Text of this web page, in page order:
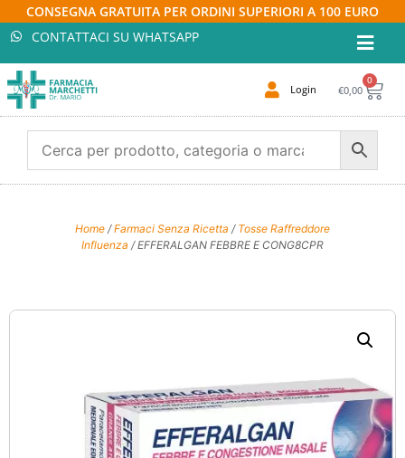
CONSEGNA GRATUITA PER ORDINI SUPERIORI A 100 EURO
CONTATTACI SU WHATSAPP
Login €0,00
0
Home /Farmaci Senza Ricetta / Tosse Raffreddore
Influenza / EFFERALGAN FEBBRE E CONG8CPR